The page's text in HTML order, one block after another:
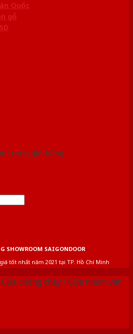
Quốc
gỗ
trong giỏ hàng.
SHOWROOM SAIGONDOOR
tốt nhất năm 2021 tại TP. Hồ Chí Minh
Cửa chống cháy/Cửa nhôm vân